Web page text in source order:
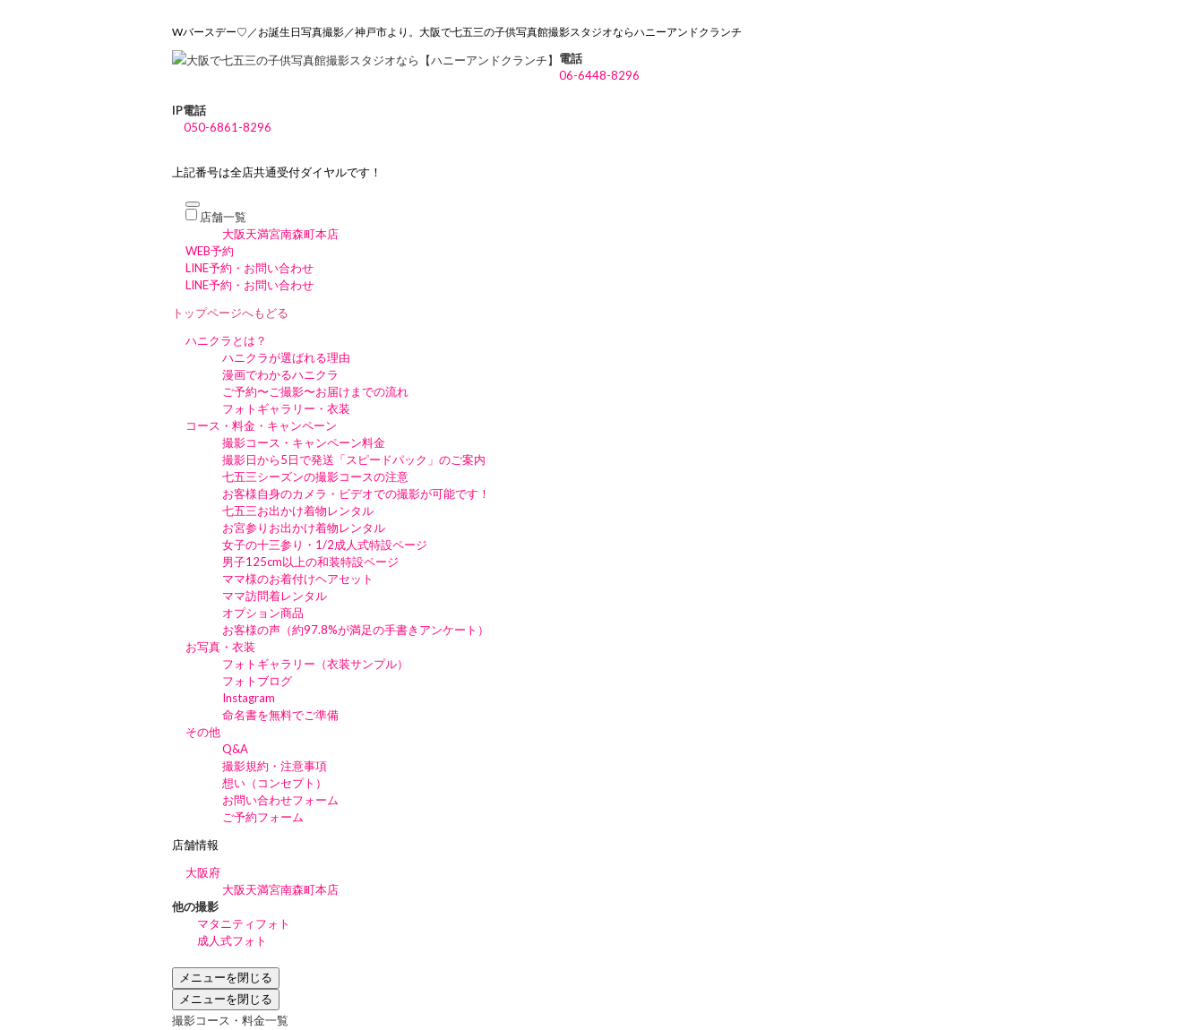
Wバースデー♡／お誕生日写真撮影／神戸市より。大阪で七五三の子供写真館撮影スタジオならハニーアンドクランチ
電話
06-6448-8296
IP電話
050-6861-8296
上記番号は全店共通受付ダイヤルです！
店舗一覧
大阪天満宮南森町本店
WEB予約
LINE予約・お問い合わせ
LINE予約・お問い合わせ
トップページへもどる
ハニクラとは？
ハニクラが選ばれる理由
漫画でわかるハニクラ
ご予約〜ご撮影〜お届けまでの流れ
フォトギャラリー・衣装
コース・料金・キャンペーン
撮影コース・キャンペーン料金
撮影日から5日で発送「スピードパック」のご案内
七五三シーズンの撮影コースの注意
お客様自身のカメラ・ビデオでの撮影が可能です！
七五三お出かけ着物レンタル
お宮参りお出かけ着物レンタル
女子の十三参り・1/2成人式特設ページ
男子125cm以上の和装特設ページ
ママ様のお着付けヘアセット
ママ訪問着レンタル
オプション商品
お客様の声（約97.8%が満足の手書きアンケート）
お写真・衣装
フォトギャラリー（衣装サンプル）
フォトブログ
Instagram
命名書を無料でご準備
その他
Q&A
撮影規約・注意事項
想い（コンセプト）
お問い合わせフォーム
ご予約フォーム
店舗情報
大阪府
大阪天満宮南森町本店
他の撮影
マタニティフォト
成人式フォト
メニューを閉じる
メニューを閉じる
撮影コース・料金一覧